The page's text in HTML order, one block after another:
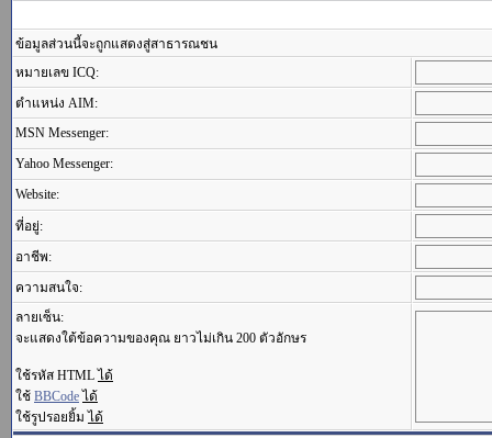
ข้อมูลส่วนนี้จะถูกแสดงสู่สาธารณชน
หมายเลข ICQ:
ตำแหน่ง AIM:
MSN Messenger:
Yahoo Messenger:
Website:
ที่อยู่:
อาชีพ:
ความสนใจ:
ลายเซ็น:
จะแสดงใต้ข้อความของคุณ ยาวไม่เกิน 200 ตัวอักษร
ใช้รหัส HTML ได้
ใช้ BBCode ได้
ใช้รูปรอยยิ้ม ได้